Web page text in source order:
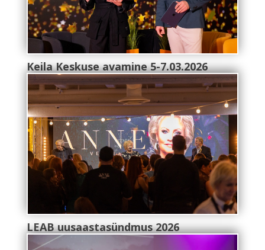
Keila Keskuse avamine 5-7.03.2026
LEAB uusaastasündmus 2026